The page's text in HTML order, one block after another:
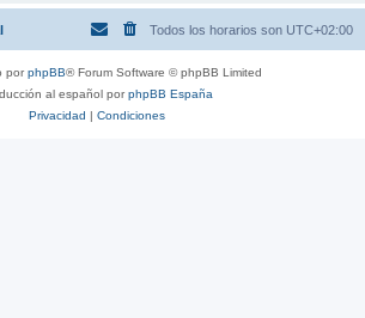
Todos los horarios son UTC+02:00
porphpBB® Forum Software © phpBB Limited
al español porphpBB España
Privacidad | Condiciones